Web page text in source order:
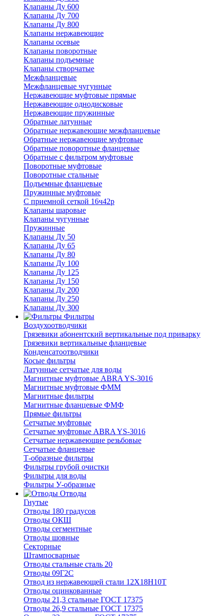
Клапаны Ду 600
Клапаны Ду 700
Клапаны Ду 800
Клапаны нержавеющие
Клапаны осевые
Клапаны поворотные
Клапаны подъемные
Клапаны створчатые
Межфланцевые
Межфланцевые чугунные
Нержавеющие муфтовые прямые
Нержавеющие однодисковые
Нержавеющие пружинные
Обратные латунные
Обратные нержавеющие межфланцевые
Обратные нержавеющие муфтовые
Обратные поворотные фланцевые
Обратные с фильтром муфтовые
Поворотные муфтовые
Поворотные стальные
Подъемные фланцевые
Пружинные муфтовые
С приемной сеткой 16ч42р
Клапаны шаровые
Клапаны чугунные
Пружинные
Клапаны Ду 50
Клапаны Ду 65
Клапаны Ду 80
Клапаны Ду 100
Клапаны Ду 125
Клапаны Ду 150
Клапаны Ду 200
Клапаны Ду 250
Клапаны Ду 300
Фильтры
Воздухоотводчики
Грязевики абонентский вертикальные под приварку
Грязевики вертикальные фланцевые
Конденсатоотводчики
Косые фильтры
Латунные сетчатые для воды
Магнитные муфтовые ABRA YS-3016
Магнитные муфтовые ФММ
Магнитные фильтры
Магнитные фланцевые ФМФ
Прямые фильтры
Сетчатые муфтовые
Сетчатые муфтовые ABRA YS-3016
Сетчатые нержавеющие резьбовые
Сетчатые фланцевые
Т-образные фильтры
Фильтры грубой очистки
Фильтры для воды
Фильтры У-образные
Отводы
Гнутые
Отводы 180 градусов
Отводы ОКШ
Отводы сегментные
Отводы шовные
Секторные
Штампосварные
Отводы стальные сталь 20
Отводы 09Г2С
Отвод из нержавеющей стали 12Х18Н10Т
Отводы оцинкованные
Отводы 21,3 стальные ГОСТ 17375
Отводы 26,9 стальные ГОСТ 17375